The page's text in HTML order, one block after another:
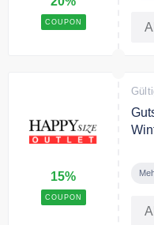
COUPON
15%
COUPON
-